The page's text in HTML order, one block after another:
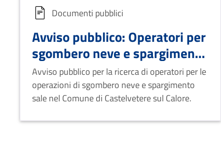
Documenti pubblici
Avviso pubblico: Operatori per
sgombero neve e spargimento
sale
Avviso pubblico per la ricerca di operatori per le
operazioni di sgombero neve e spargimento
sale nel Comune di Castelvetere sul Calore.